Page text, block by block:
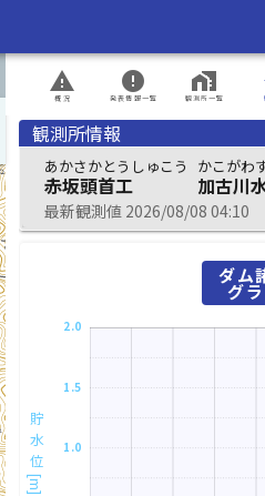
概況
report_problem
発表情報一覧
error
観測所一覧
home_work
観測所情報
あかさかとうしゅこう
赤坂頭首工
かこがわ
加古川
最新観測値 2026/08/08 04:10
ダム
グ
1.0
1.5
2.0
貯水位[m]